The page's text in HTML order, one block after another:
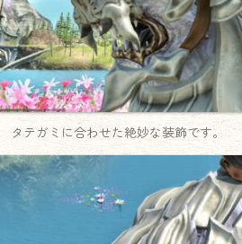
タテガミに合わせた絶妙な装飾です。